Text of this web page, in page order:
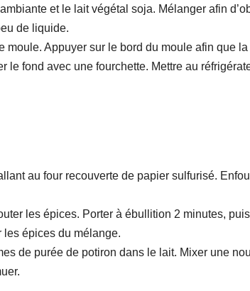
et le lait végétal soja. Mélanger afin
de liquide.
Appuyer sur le bord du moule afin que
fond avec une fourchette. Mettre au
au four recouverte de papier sulfurisé.
les épices. Porter à ébullition 2 minutes, puis
les épices du mélange.
de purée de potiron dans le lait. Mixer une